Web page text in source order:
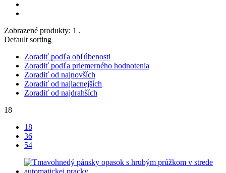
Zobrazené produkty: 1 .
Default sorting
Zoradiť podľa obľúbenosti
Zoradiť podľa priemerného hodnotenia
Zoradiť od najnovších
Zoradiť od najlacnejších
Zoradiť od najdrahších
18
18
36
54